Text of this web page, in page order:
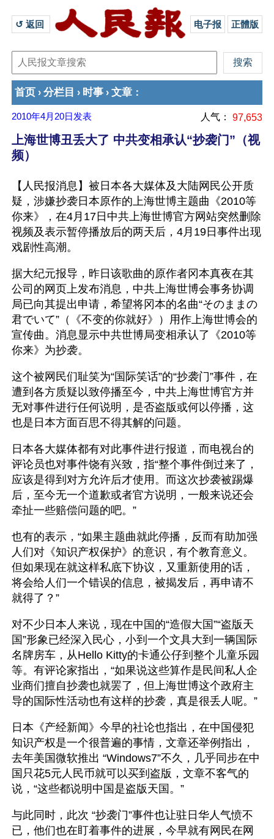
↺ 返回 电子报 正體版
首页 › 分栏目 › 时事 › 文章 ：
2010年4月20日 发表 人气： 97,653
上海世博丑丢大了 中共变相承认“抄袭门”（视
频）
【人民报消息】被日本各大媒体及大陆网民公开质
疑，涉嫌抄袭日本原作的上海世博主题曲《2010等
你来》，在4月17日中共上海世博官方网站突然删除
视频及表示暂停播放后的两天后，4月19日事件出现
戏剧性高潮。
据大纪元报导，昨日该歌曲的原作者冈本真夜在其
公司的网页上发布消息，中共上海世博会事务协调
局已向其提出申请，希望将冈本的名曲“そのままの
君でいて”（《不变的你就好》）用作上海世博会的
宣传曲。消息显示中共世博局变相承认了《2010等
你来》为抄袭。
这个被网民们耻笑为“国际笑话”的“抄袭门”事件，在
遭到各方质疑以致停播至今，中共上海世博官方并
无对事件进行任何说明，是否盗版或何以停播，这
也是日本方面百思不得其解的问题。
日本各大媒体都有对此事件进行报道，而电视台的
评论员也对事件饶有兴致，指“整个事件倒过来了，
应该是得到对方允许后才使用。而这次抄袭被踢爆
后，至今无一个道歉或者官方说明，一般来说还会
牵扯一些赔偿问题的吧。”
也有的表示，“如果主题曲就此停播，反而有助加强
人们对《知识产权保护》的意识，有个教育意义。
但如果现在就这样私底下协议，又重新使用的话，
将会给人们一个错误的信息，被揭发后，再申请不
就得了？”
对不少日本人来说，现在中国的“造假大国”“盗版天
国”形象已经深入民心，小到一个文具大到一辆国际
名牌房车，从Hello Kitty的卡通公仔到整个儿童乐园
等。有评论家指出，“如果说这些算作是民间私人企
业商们擅自抄袭也就罢了，但上海世博这个政府主
导的国际性活动也有这样的抄袭，真是很丢人呢。”
日本《产经新闻》今早的社论也指出，在中国侵犯
知识产权是一个很普遍的事情，文章还举例指出，
去年美国微软推出 “Windows7”不久，几乎同步在中
国只花5元人民币就可以买到盗版，文章不客气的
说，“这些都说明中国是盗版天国。”
与此同时，此次 “抄袭门”事件也让驻日华人气愤不
已，他们也在盯着事件的进展，今早就有网民在网